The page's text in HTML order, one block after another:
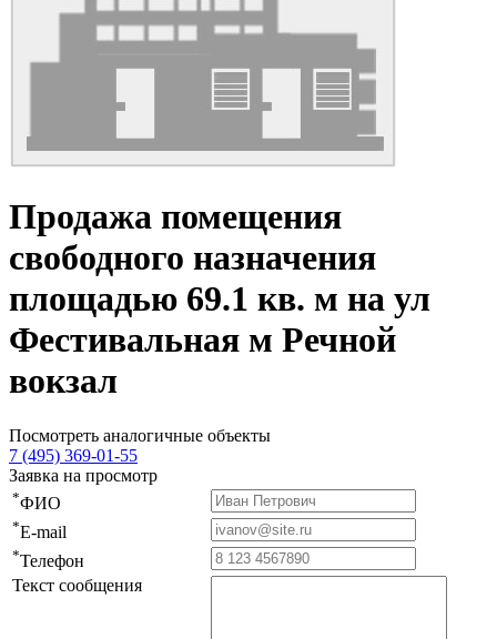
Продажа помещения
свободного назначения
площадью 69.1 кв. м на ул
Фестивальная м Речной
вокзал
Посмотреть аналогичные объекты
7 (495) 369-01-55
Заявка на просмотр
*ФИО
*E-mail
*Телефон
Текст сообщения